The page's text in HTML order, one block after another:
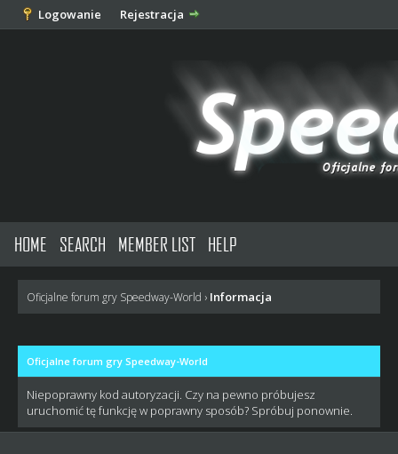
Logowanie Rejestracja
HOME SEARCH MEMBER LIST HELP
Oficjalne forum gry Speedway-World › Informacja
Oficjalne forum gry Speedway-World
Niepoprawny kod autoryzacji. Czy na pewno próbujesz
uruchomić tę funkcję w poprawny sposób? Spróbuj ponownie.